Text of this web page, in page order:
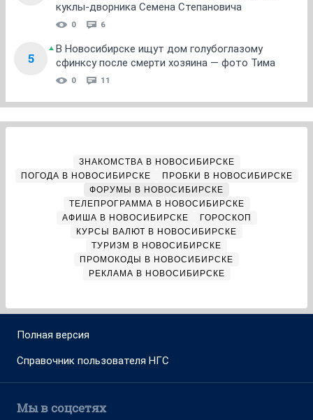
куклы-дворника Семена Степановича
0 6
5
В Новосибирске ищут дом голубоглазому
сфинксу после смерти хозяина — фото Тима
0 11
ЗНАКОМСТВА В НОВОСИБИРСКЕ
ПОГОДА В НОВОСИБИРСКЕ
ПРОБКИ В НОВОСИБИРСКЕ
ФОРУМЫ В НОВОСИБИРСКЕ
ТЕЛЕПРОГРАММА В НОВОСИБИРСКЕ
АФИША В НОВОСИБИРСКЕ
ГОРОСКОП
КУРСЫ ВАЛЮТ В НОВОСИБИРСКЕ
ТУРИЗМ В НОВОСИБИРСКЕ
ПРОМОКОДЫ В НОВОСИБИРСКЕ
РЕКЛАМА В НОВОСИБИРСКЕ
Полная версия
Справочник пользователя НГС
Мы в соцсетях